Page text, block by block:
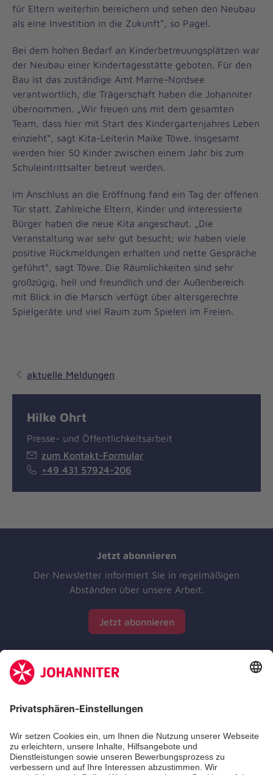
für Eltern weiterhin bereichern und sehen den Neubau
als eine Investition in die Zukunft“, so Pagel.
Bei dem hohen Bedarf an Kinderbetreuungsplätzen war
der Neubau einer Kindertagesstätte geboten. Für den
Bau ist das zuständige Amt Marne-Nordsee
verantwortlich, die Trägerschaft haben die Johanniter
übernommen. „Wir freuen uns mit dem gesamten
Team, dass hier mit Start des Kindergartenjahres Leben
einzieht“, sagt Kita-Leiterin Maike Töwe. Insgesamt
werden hier 50 Kinder zwischen einem Jahr bis zum
Schuleintrittsalter betreut werden.
Im Anschluss an die Eröffnung fand ein Tag der offenen
Tür statt. Zahlreiche Eltern, Kinder und interessierte
Bürger haben die neue Kita angeschaut. „Die
Veranstaltung war sehr gut besucht; wir haben viele
positive Rückmeldungen erhalten und nette Gespräche
geführt“, sagt Töwe. Die Räumlichkeiten sind sehr
großzügig, hell und freundlich und der Außenbereich
mit Blick in die Marsch verfügt über altersgerechte
Spielgeräte und viel Raum zum Spielen im Freien.
aktuelle Meldungen
Hilke Ohrt
Presse- und Öffentlichkeitsarbeit
zum Kontakt-Formular
+49 431 57924-206
Jetzt abonnieren
Der Newsletter informiert Sie in regelmäßigen
Abständen über unsere Arbeit.
Jetzt abonnieren
Zertifizierung der Johanniter-Unfall-Hilfe e.V.
Die Johanniter GmbH führt das Spendenzertifikat
des Deutschen Spendenrats e.V.